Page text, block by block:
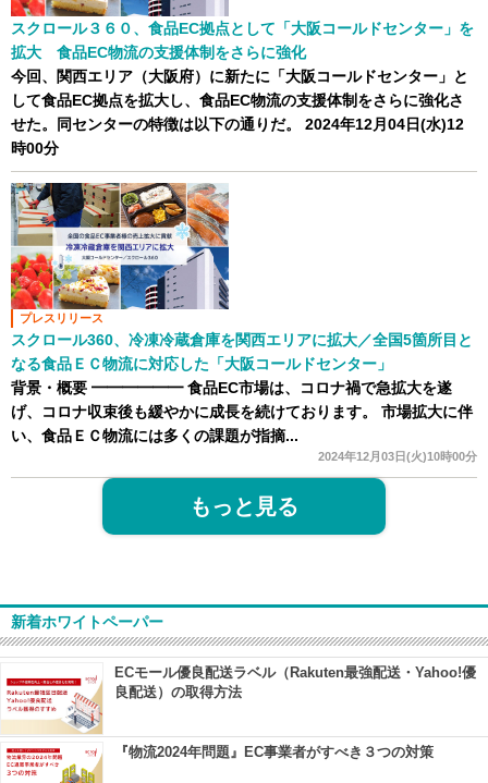
スクロール３６０、食品EC拠点として「大阪コールドセンター」を
拡大 食品EC物流の支援体制をさらに強化
今回、関西エリア（大阪府）に新たに「大阪コールドセンター」と
して食品EC拠点を拡大し、食品EC物流の支援体制をさらに強化さ
せた。同センターの特徴は以下の通りだ。 2024年12月04日(水)12
時00分
プレスリリース
スクロール360、冷凍冷蔵倉庫を関西エリアに拡大／全国5箇所目と
なる食品ＥＣ物流に対応した「大阪コールドセンター」
背景・概要 ━━━━━━ 食品EC市場は、コロナ禍で急拡大を遂
げ、コロナ収束後も緩やかに成長を続けております。 市場拡大に伴
い、食品ＥＣ物流には多くの課題が指摘...
2024年12月03日(火)10時00分
もっと見る
新着ホワイトペーパー
ECモール優良配送ラベル（Rakuten最強配送・Yahoo!優
良配送）の取得方法
『物流2024年問題』EC事業者がすべき３つの対策